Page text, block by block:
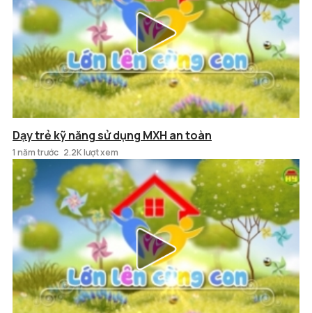
Dạy trẻ kỹ năng sử dụng MXH an toàn
1 năm trước 2.2K lượt xem